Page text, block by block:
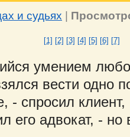
и судьях |
[1] [2] [3] [4] [5] [6] [7]
умением
вести одно
- спросил
его адвокат, -